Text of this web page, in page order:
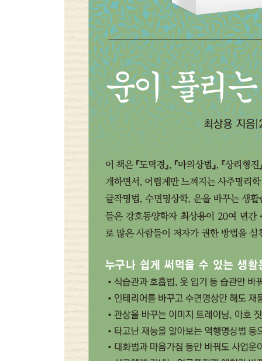
애정운, 시련이 찾아오더라도 스스로 이겨내야 결
웃음과 미소만으로도 자연치유력을 배가할 수 있다
한글 애칭이 애정운을 부른다